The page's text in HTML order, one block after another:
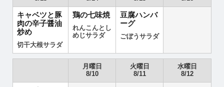
キャベツと豚
肉の辛子醤油
炒め
切干大根サラダ
鶏の七味焼
れんこんとし
めじサラダ
豆腐ハンバ
ーグ
ごぼうサラダ
月曜日
8/10
火曜日
8/11
水曜日
8/12